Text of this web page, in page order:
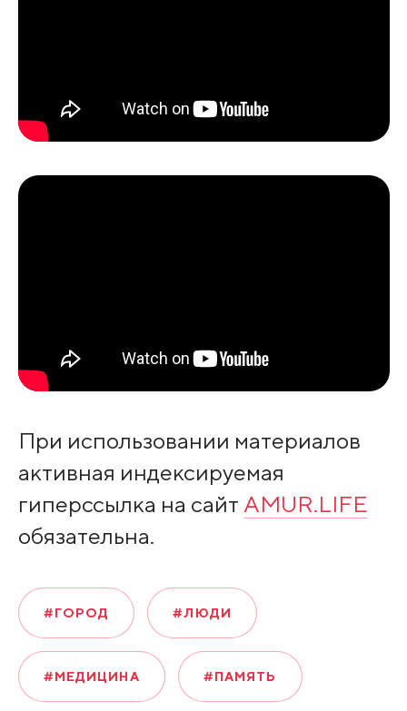
При использовании материалов
активная индексируемая
гиперссылка на сайт AMUR.LIFE
обязательна.
#ГОРОД #ЛЮДИ
#МЕДИЦИНА #ПАМЯТЬ